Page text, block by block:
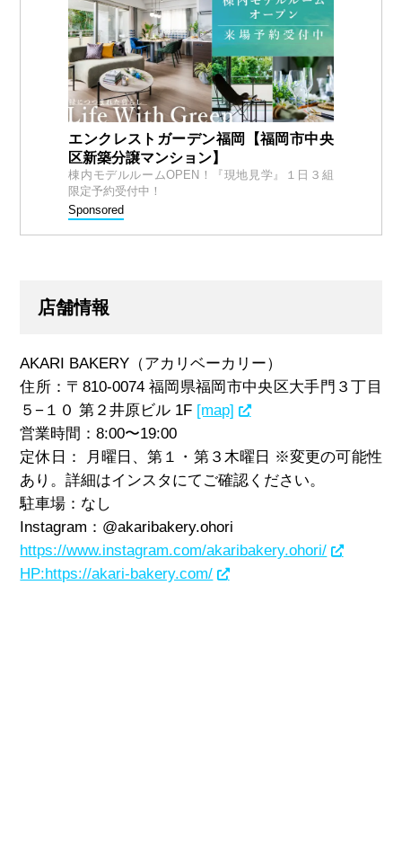
エンクレストガーデン福岡【福岡市中央
区新築分譲マンション】
棟内モデルルームOPEN！『現地見学』１日３組
限定予約受付中！
Sponsored
店舗情報
AKARI BAKERY （アカリベーカリー）
住所：〒810-0074 福岡県福岡市中央区大手門３丁目
５−１０ 第２井原ビル 1F [map]
営業時間：8:00〜19:00
定休日： 月曜日、第１・第３木曜日 ※変更の可能性
あり。詳細はインスタにてご確認ください。
駐車場：なし
Instagram： @akaribakery.ohori
https://www.instagram.com/akaribakery.ohori/
HP:https://akari-bakery.com/